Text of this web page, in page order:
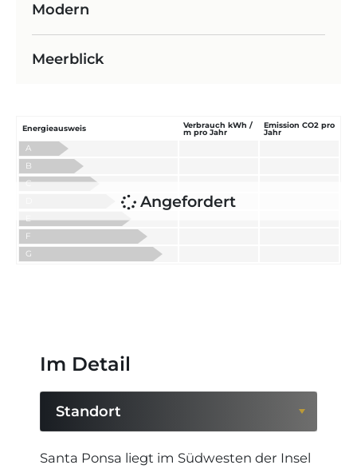
Modern
Meerblick
Angefordert
Energieausweis
Verbrauch kWh /
m pro Jahr
Emission CO2 pro
Jahr
A
B
C
E
F
G
Im Detail
Standort
Standort
Santa Ponsa liegt im Südwesten der Insel